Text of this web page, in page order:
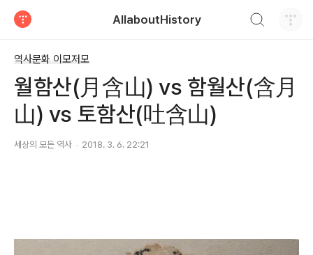
AllaboutHistory
역사문화 이모저모
월함산(月含山) vs 함월산(含月
山) vs 토함산(吐含山)
세상의 모든 역사 2018. 3. 6. 22:21